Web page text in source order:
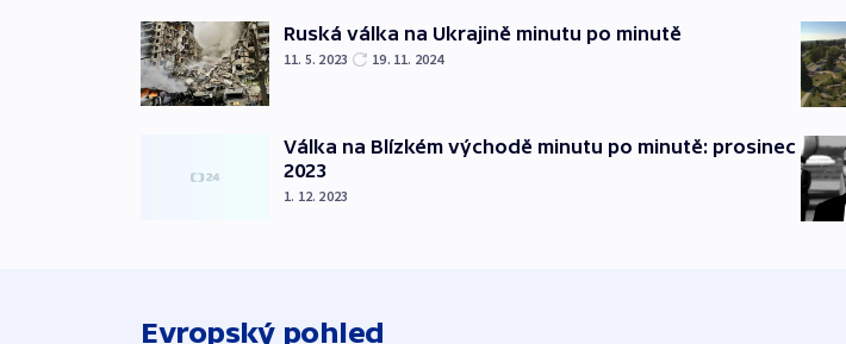
Ruská válka na Ukrajině minutu po minutě
11. 5. 2023 19. 11. 2024
Válka na Blízkém východě minutu po minutě: prosinec
2023
1. 12. 2023
Evropský pohled